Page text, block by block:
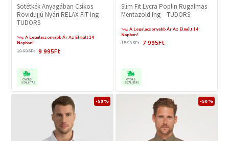
Sötétkék Anyagában Csíkos
Rövidujjú Nyári RELAX FIT Ing -
TUDORS
A Legalacsonyabb Ár Az Elmúlt 14
Napban!
9 995Ft
19 995Ft
GYORS
SZÁLLÍTÁS
Slim Fit Lycra Poplin Rugalmas
Mentazöld Ing – TUDORS
A Legalacsonyabb Ár Az Elmúlt 14
Napban!
7 995Ft
15 995Ft
GYORS
SZÁLLÍTÁS
-50 % -50 %